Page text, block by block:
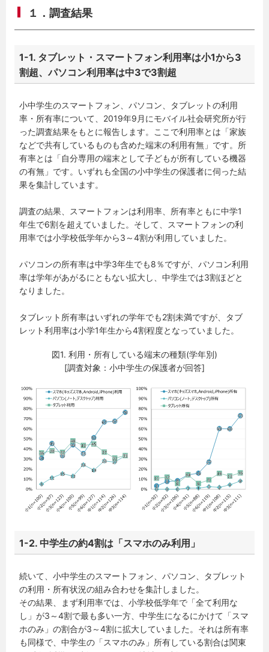
１．調査結果
1-1. タブレット・スマートフォン利用率は小1から3
割超、パソコン利用率は中3で3割超
小中学生のスマートフォン、パソコン、タブレットの利用
率・所有率について、2019年9月にモバイル社会研究所が行
った調査結果をもとに報告します。ここで利用率とは「家族
などで共有しているものも含めた端末の利用有無」です。所
有率とは「自分専用の端末として子どもが所有している機器
の有無」です。いずれも全国の小中学生の保護者に伺った結
果を集計しています。
調査の結果、スマートフォンは利用率、所有率ともに中学1
年生で6割を超えていました。そして、スマートフォンの利
用率では小学校低学年から3～4割が利用していました。
パソコンの所有率は中学3年生でも8％ですが、パソコン利用
率は学年があがるにともない拡大し、中学生では3割ほどと
なりました。
タブレット所有率はいずれの学年でも2割未満ですが、タブ
レット利用率は小学1年生から4割程度となっていました。
図1. 利用・所有している端末の種類(学年別)
[調査対象：小中学生の保護者が回答]
1-2. 中学生の約4割は「スマホのみ利用」
続いて、小中学生のスマートフォン、パソコン、タブレット
の利用・所有状況の組み合わせを集計しました。
その結果、まず利用率では、小学校低学年で「全て利用な
し」が3～4割で最も多い一方、中学生になるにかけて「スマ
ホのみ」の割合が3～4割に拡大していました。それは所有率
も同様で、中学生の「スマホのみ」所有している割合は関東